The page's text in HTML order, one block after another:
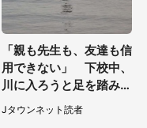
「親も先生も、友達も信
用できない」 下校中、
川に入ろうと足を踏み出
した女子高生と、彼女を
止めた予想外の存在
Jタウンネット読者